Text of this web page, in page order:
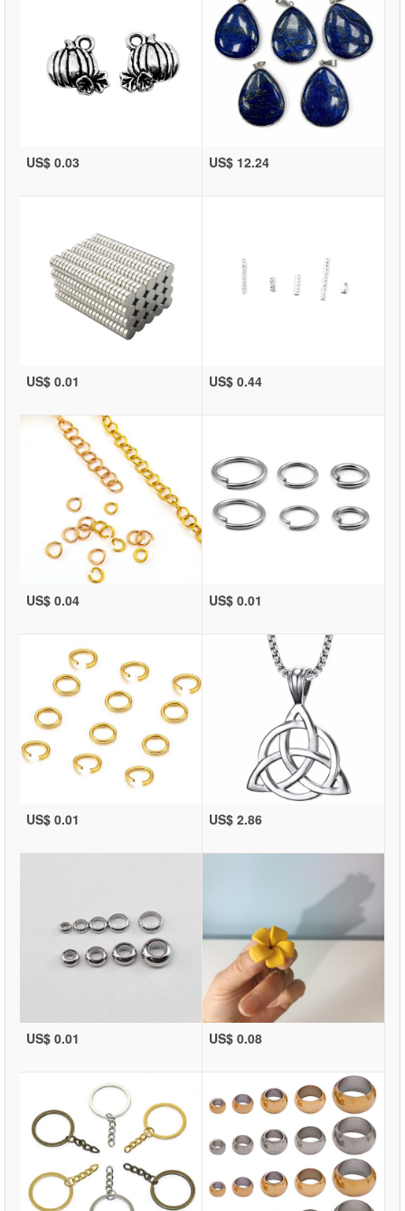
US$ 0.03 US$ 12.24
US$ 0.01 US$ 0.44
US$ 0.04 US$ 0.01
US$ 0.01 US$ 2.86
US$ 0.01 US$ 0.08